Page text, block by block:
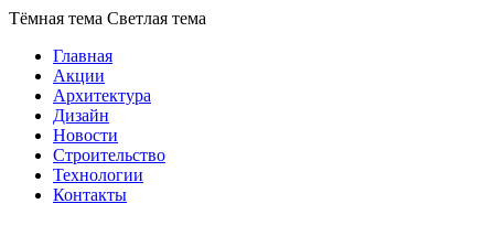
Тёмная тема Светлая тема
Главная
Акции
Архитектура
Дизайн
Новости
Строительство
Технологии
Контакты